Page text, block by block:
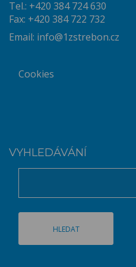
Tel.: +420 384 724 630
Fax: +420 384 722 732
Email: info@1zstrebon.cz
Cookies
VYHLEDÁVÁNÍ